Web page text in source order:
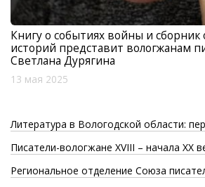
Книгу о событиях войны и сборник
историй представит вологжанам
Светлана Дурягина
13 мая 2025
Литература в Вологодской области:
Писатели-вологжане XVIII – начала XX
Региональное отделение Союза